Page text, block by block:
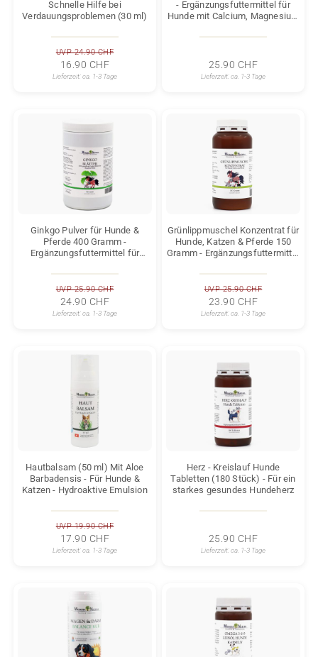
Schnelle Hilfe bei
Verdauungsproblemen (30 ml)
UVP 24.90 CHF
16.90 CHF
Lieferzeit:ca. 1-3 Tage
- Ergänzungsfuttermittel für
Hunde mit Calcium, Magnesium
25.90 CHF
Lieferzeit:ca. 1-3 Tage
Ginkgo Pulver für Hunde &
Pferde 400 Gramm -
Ergänzungsfuttermittel für
kognitive Funktionen
UVP 25.90 CHF
24.90 CHF
Lieferzeit:ca. 1-3 Tage
Grünlippmuschel Konzentrat für
Hunde, Katzen & Pferde 150
Gramm - Ergänzungsfuttermittel
UVP 25.90 CHF
23.90 CHF
Lieferzeit:ca. 1-3 Tage
Hautbalsam (50 ml) Mit Aloe
Barbadensis - Für Hunde &
Katzen - Hydroaktive Emulsion
UVP 19.90 CHF
17.90 CHF
Lieferzeit:ca. 1-3 Tage
Herz - Kreislauf Hunde
Tabletten (180 Stück) - Für ein
starkes gesundes Hundeherz
25.90 CHF
Lieferzeit:ca. 1-3 Tage